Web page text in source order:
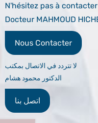
N'hésitez pas à
Docteur MAHMOUD
Nous Contacter
لا تتردد في الاتصال بمكتب
الدكتور محمود هشام
اتصل بنا